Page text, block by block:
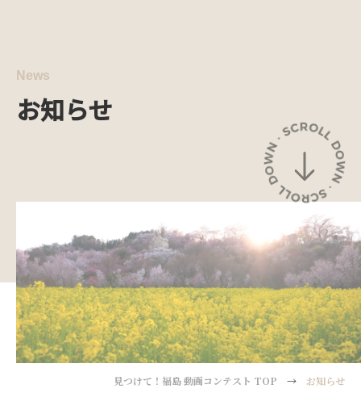
News
お知らせ
見つけて！福島 動画コンテスト TOP → お知らせ